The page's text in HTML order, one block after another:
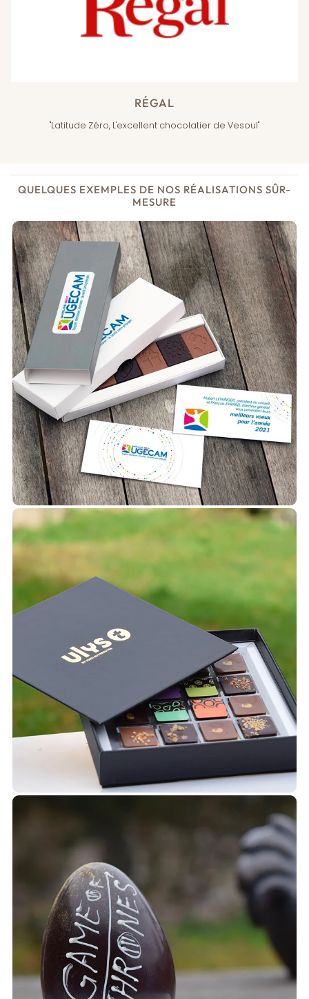
RÉGAL
"Latitude Zéro, L'excellent chocolatier de Vesoul"
QUELQUES EXEMPLES DE NOS RÉALISATIONS SÛR-
MESURE